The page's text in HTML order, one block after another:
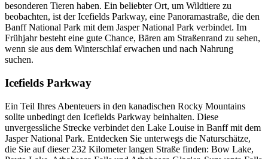
besonderen Tieren haben. Ein beliebter Ort, um Wildtiere zu
beobachten, ist der Icefields Parkway, eine Panoramastraße, die den
Banff National Park mit dem Jasper National Park verbindet. Im
Frühjahr besteht eine gute Chance, Bären am Straßenrand zu sehen,
wenn sie aus dem Winterschlaf erwachen und nach Nahrung
suchen.
Icefields Parkway
Ein Teil Ihres Abenteuers in den kanadischen Rocky Mountains
sollte unbedingt den Icefields Parkway beinhalten. Diese
unvergessliche Strecke verbindet den Lake Louise in Banff mit dem
Jasper National Park. Entdecken Sie unterwegs die Naturschätze,
die Sie auf dieser 232 Kilometer langen Straße finden: Bow Lake,